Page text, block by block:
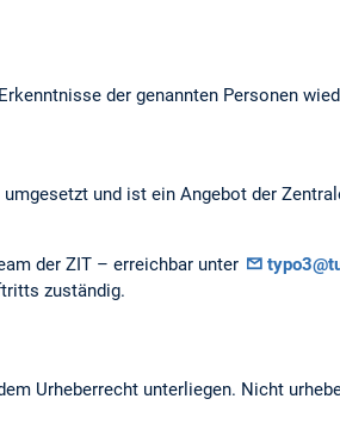
der genannten Personen
umgesetzt und ist ein Angebot der
der ZIT – erreichbar unter
zuständig.
Urheberrecht unterliegen. Nicht